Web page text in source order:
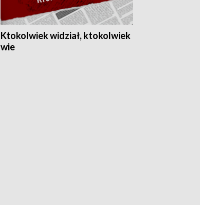
Ktokolwiek widział, ktokolwiek
wie